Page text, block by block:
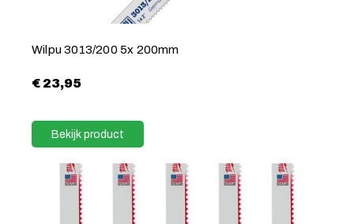
Wilpu 3013/200 5x 200mm
€23,95
Bekijk product